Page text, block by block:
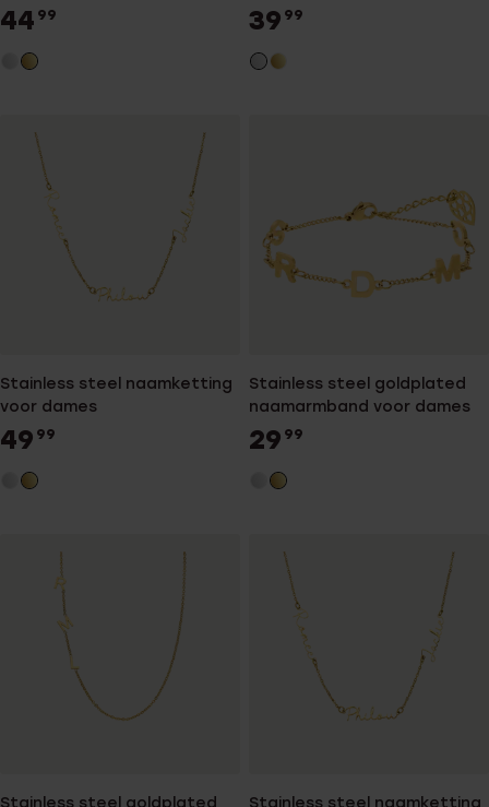
44 99 39 99
Stainless steel naamketting
voor dames
49 99
Stainless steel goldplated
naamarmband voor dames
29 99
Stainless steel goldplated Stainless steel naamketting